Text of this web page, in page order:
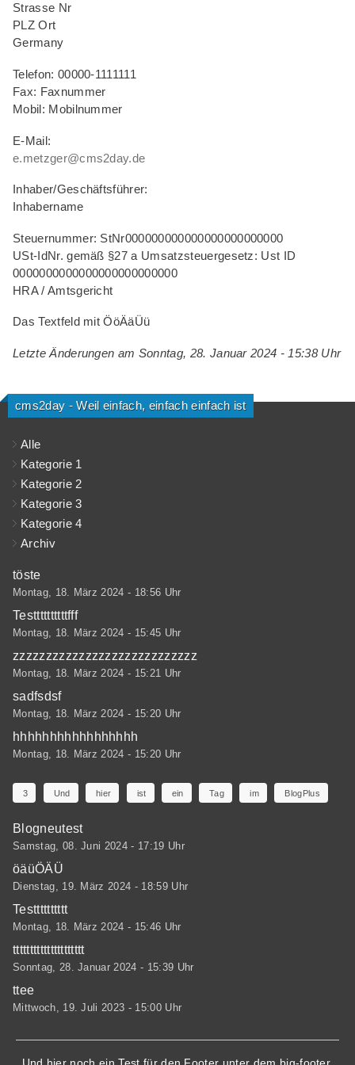
Strasse Nr
PLZ Ort
Germany
Telefon: 00000-1111111
Fax: Faxnummer
Mobil: Mobilnummer
E-Mail:
e.metzger@cms2day.de
Inhaber/Geschäftsführer:
Inhabername
Steuernummer: StNr000000000000000000000000
USt-IdNr. gemäß §27 a Umsatzsteuergesetz: Ust ID
0000000000000000000000000
HRA / Amtsgericht
Das Textfeld mit ÖöÄäÜü
Letzte Änderungen am Sonntag, 28. Januar 2024 - 15:38 Uhr
cms2day - Weil einfach, einfach einfach ist
Alle
Kategorie 1
Kategorie 2
Kategorie 3
Kategorie 4
Archiv
töste
Montag, 18. März 2024 - 18:56 Uhr
Testtttttttttfff
Montag, 18. März 2024 - 15:45 Uhr
zzzzzzzzzzzzzzzzzzzzzzzzzzzz
Montag, 18. März 2024 - 15:21 Uhr
sadfsdsf
Montag, 18. März 2024 - 15:20 Uhr
hhhhhhhhhhhhhhhhh
Montag, 18. März 2024 - 15:20 Uhr
3 Und hier ist ein Tag im BlogPlus
Blogneutest
Samstag, 08. Juni 2024 - 17:19 Uhr
öäüÖÄÜ
Dienstag, 19. März 2024 - 18:59 Uhr
Testttttttttt
Montag, 18. März 2024 - 15:46 Uhr
ttttttttttttttttttttt
Sonntag, 28. Januar 2024 - 15:39 Uhr
ttee
Mittwoch, 19. Juli 2023 - 15:00 Uhr
Und hier noch ein Test für den Footer unter dem big-footer.